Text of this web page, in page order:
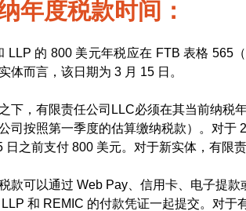
年度税款时间：
LLP 的 800 美元年税应在 FTB 表格 565
体而言，该日期为 3 月 15 日。
下，有限责任公司LLC必须在其当前纳税
司按照第一季度的估算缴纳税款）。对
日之前支付 800 美元。对于新实体，有限
款可以通过 Web Pay、信用卡、电子提
LLP 和 REMIC 的付款凭证一起提交。对